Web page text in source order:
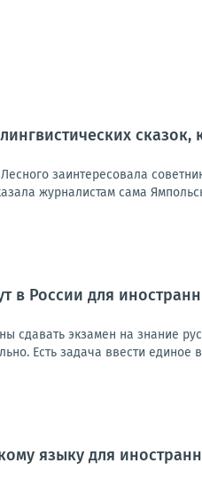
заинтересовала
журналистам сама
в России для
сдавать экзамен на знание
Есть задача ввести единое
языку для